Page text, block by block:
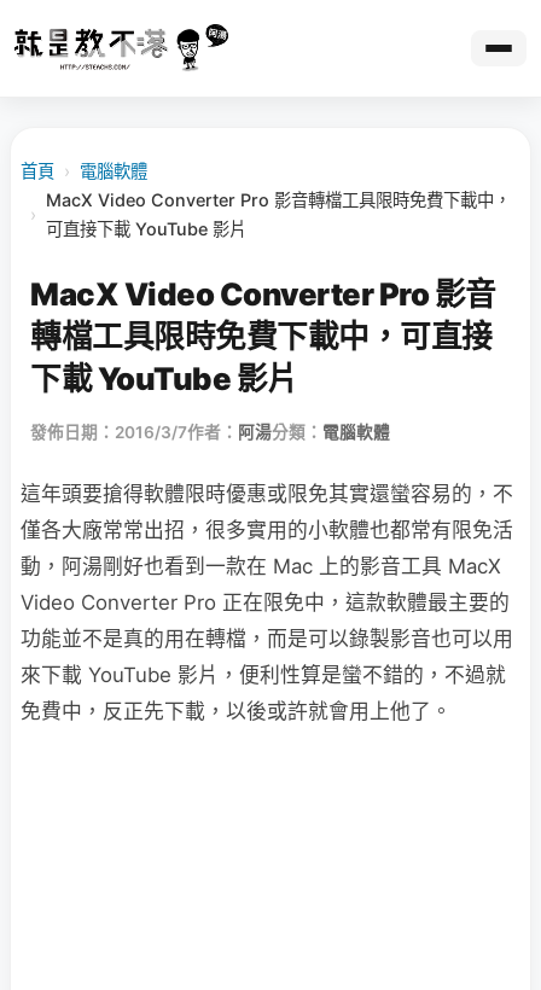
首頁 › 電腦軟體
›
MacX Video Converter Pro 影音轉檔工具限時免費下載中，
可直接下載 YouTube 影片
MacX Video Converter Pro 影音
轉檔工具限時免費下載中，可直接
下載 YouTube 影片
發佈日期：2016/3/7作者： 阿湯分類： 電腦軟體
這年頭要搶得軟體限時優惠或限免其實還蠻容易的，不
僅各大廠常常出招，很多實用的小軟體也都常有限免活
動，阿湯剛好也看到一款在 Mac 上的影音工具 MacX
Video Converter Pro 正在限免中，這款軟體最主要的
功能並不是真的用在轉檔，而是可以錄製影音也可以用
來下載 YouTube 影片，便利性算是蠻不錯的，不過就
免費中，反正先下載，以後或許就會用上他了。